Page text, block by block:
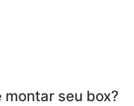
montar seu box?